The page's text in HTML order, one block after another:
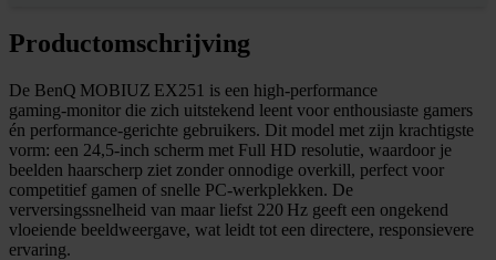
Productomschrijving
De BenQ MOBIUZ EX251 is een high‑performance
gaming‑monitor die zich uitstekend leent voor enthousiaste gamers
én performance‑gerichte gebruikers. Dit model met zijn krachtigste
vorm: een 24,5‑inch scherm met Full HD resolutie, waardoor je
beelden haarscherp ziet zonder onnodige overkill, perfect voor
competitief gamen of snelle PC‑werkplekken. De
verversingssnelheid van maar liefst 220 Hz geeft een ongekend
vloeiende beeldweergave, wat leidt tot een directere, responsievere
ervaring.